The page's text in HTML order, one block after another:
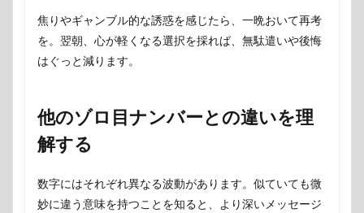
焦りやギャンブル的な誘惑を感じたら、一晩おいて再考
を。翌朝、心が軽くなる選択を採れば、無駄遣いや後悔
はぐっと減ります。
他のゾロ目ナンバーとの違いを理
解する
数字にはそれぞれ異なる波動があります。似ていても微
妙に違う意味を持つことを知ると、より深いメッセージ